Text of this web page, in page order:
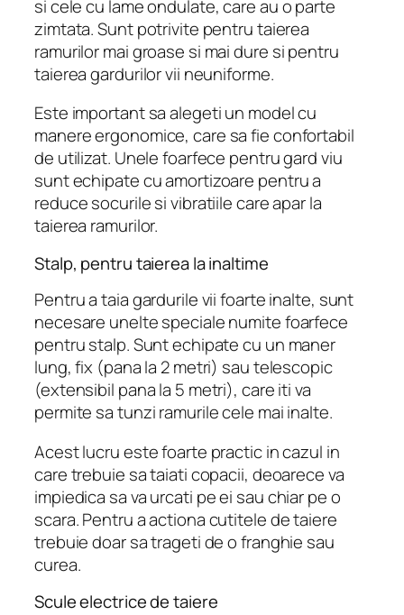
si cele cu lame ondulate, care au o parte
zimtata. Sunt potrivite pentru taierea
ramurilor mai groase si mai dure si pentru
taierea gardurilor vii neuniforme.
Este important sa alegeti un model cu
manere ergonomice, care sa fie confortabil
de utilizat. Unele foarfece pentru gard viu
sunt echipate cu amortizoare pentru a
reduce socurile si vibratiile care apar la
taierea ramurilor.
Stalp, pentru taierea la inaltime
Pentru a taia gardurile vii foarte inalte, sunt
necesare unelte speciale numite foarfece
pentru stalp. Sunt echipate cu un maner
lung, fix (pana la 2 metri) sau telescopic
(extensibil pana la 5 metri), care iti va
permite sa tunzi ramurile cele mai inalte.
Acest lucru este foarte practic in cazul in
care trebuie sa taiati copacii, deoarece va
impiedica sa va urcati pe ei sau chiar pe o
scara. Pentru a actiona cutitele de taiere
trebuie doar sa trageti de o franghie sau
curea.
Scule electrice de taiere